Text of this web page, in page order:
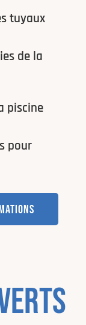
tuyaux
de la
piscine
pour